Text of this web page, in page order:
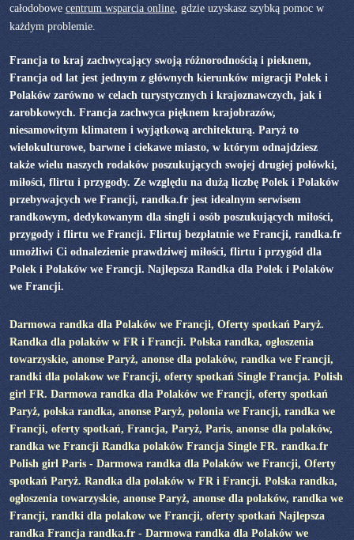
całodobowe centrum wsparcia online, gdzie uzyskasz szybką pomoc w
każdym problemie.
Francja to kraj zachwycający swoją różnorodnością i pieknem,
Francja od lat jest jednym z głównych kierunków migracji Polek i
Polaków zarówno w celach turystycznych i krajoznawczych, jak i
zarobkowych. Francja zachwyca pięknem krajobrazów,
niesamowitym klimatem i wyjątkową architekturą. Paryż to
wielokulturowe, barwne i ciekawe miasto, w którym odnajdziesz
także wielu naszych rodaków poszukujących swojej drugiej połówki,
miłości, flirtu i przygody. Ze względu na dużą liczbę Polek i Polaków
przebywajcych we Francji, randka.fr jest idealnym serwisem
randkowym, dedykowanym dla singli i osób poszukujących miłości,
przygody i flirtu we Francji. Flirtuj bezpłatnie we Francji, randka.fr
umożliwi Ci odnalezienie prawdziwej miłości, flirtu i przygód dla
Polek i Polaków we Francji. Najlepsza Randka dla Polek i Polaków
we Francji.
Darmowa randka dla Polaków we Francji, Oferty spotkań Paryż.
Randka dla polaków w FR i Francji. Polska randka, ogłoszenia
towarzyskie, anonse Paryż, anonse dla polaków, randka we Francji,
randki dla polakow we Francji, oferty spotkań Single Francja. Polish
girl FR. Darmowa randka dla Polaków we Francji, oferty spotkań
Paryż, polska randka, anonse Paryż, polonia we Francji, randka we
Francji, oferty spotkań, Francja, Paryż, Paris, anonse dla polaków,
randka we Francji Randka polaków Francja Single FR. randka.fr
Polish girl Paris - Darmowa randka dla Polaków we Francji, Oferty
spotkań Paryż. Randka dla polaków w FR i Francji. Polska randka,
ogłoszenia towarzyskie, anonse Paryż, anonse dla polaków, randka we
Francji, randki dla polakow we Francji, oferty spotkań Najlepsza
randka Francja randka.fr - Darmowa randka dla Polaków we